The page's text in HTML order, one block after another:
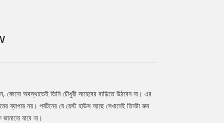
কোনো অবস্থাতেই তিনি চৌধুরী সাহেবের বাড়িতে উঠবেন না। এর
ব্যাপার নয়। পর্যটনের যে রেস্ট হাউস আছে সেখানেই তিনটা রুম
যাবে না।